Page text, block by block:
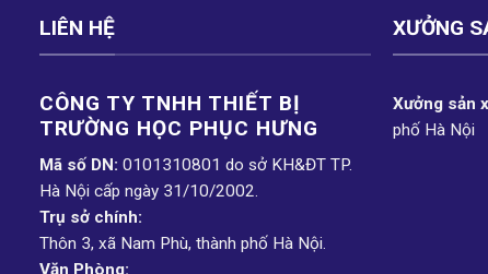
LIÊN HỆ
CÔNG TY TNHH THIẾT BỊ
TRƯỜNG HỌC PHỤC H­ƯNG
Mã số DN: 0101310801 do sở KH&ĐT TP.
Hà Nội cấp ngày 31/10/2002.
Trụ sở chính:
Thôn 3, xã Nam Phù, thành phố Hà Nội.
Văn Phòng:
XƯỞNG
Xưởng sản
phố Hà Nội